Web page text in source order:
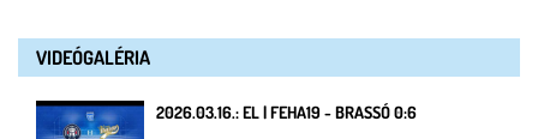
VIDEÓGALÉRIA
2026.03.16.: EL | FEHA19 - BRASSÓ 0:6